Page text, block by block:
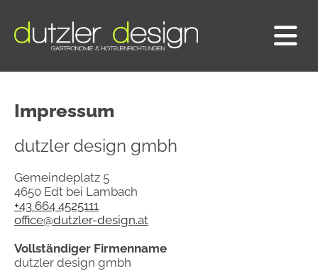
Impressum
dutzler design gmbh
Gemeindeplatz 5
4650 Edt bei Lambach
+43 664 4525111
office@dutzler-design.at
Vollständiger Firmenname
dutzler design gmbh